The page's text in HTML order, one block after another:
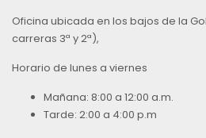
Oficina ubicada en los bajos de la
carreras 3ª y 2ª),
Horario de lunes a viernes
Mañana: 8:00 a 12:00 a.m.
Tarde: 2:00 a 4:00 p.m